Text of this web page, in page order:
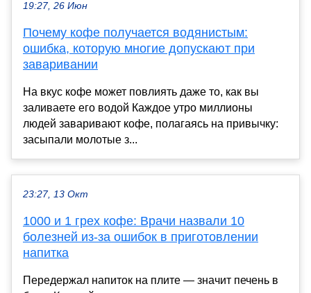
19:27, 26 Июн
Почему кофе получается водянистым:
ошибка, которую многие допускают при
заваривании
На вкус кофе может повлиять даже то, как вы
заливаете его водой Каждое утро миллионы
людей заваривают кофе, полагаясь на привычку:
засыпали молотые з...
23:27, 13 Окт
1000 и 1 грех кофе: Врачи назвали 10
болезней из-за ошибок в приготовлении
напитка
Передержал напиток на плите — значит печень в